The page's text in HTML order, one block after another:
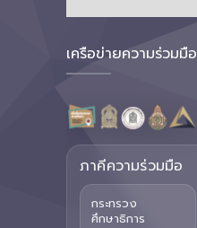
เครือข่ายความร่วมมือ
ภาคีความร่วมมือ
กระทรวง
ศึกษาธิการ